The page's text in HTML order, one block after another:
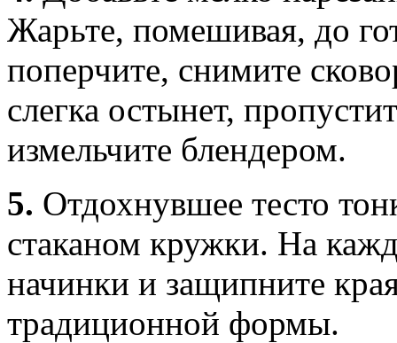
Жарьте, помешивая, до
поперчите, снимите
слегка остынет,
измельчите блендером.
5. Отдохнувшее тесто
стаканом кружки. На
начинки и защипните
традиционной формы.